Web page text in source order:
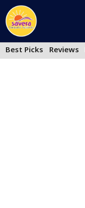
Skip
to
content
Best Picks
Reviews